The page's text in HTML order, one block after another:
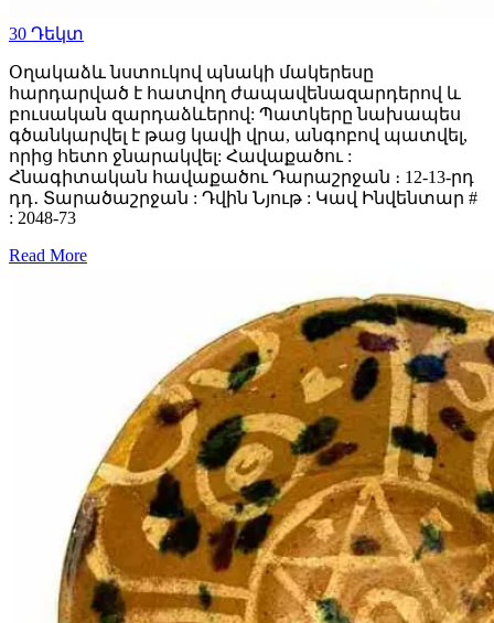
30 Դեկտ
Օղակաձև նստուկով պնակի մակերեսը
հարդարված է հատվող ժապավենազարդերով և
բուսական զարդաձևերով: Պատկերը նախապես
գծանկարվել է թաց կավի վրա, անգոբով պատվել,
որից հետո ջնարակվել: Հավաքածու :
Հնագիտական հավաքածու Դարաշրջան ։ 12-13-րդ
դդ․ Տարածաշրջան : Դվին Նյութ : Կավ Ինվենտար #
: 2048-73
Read More